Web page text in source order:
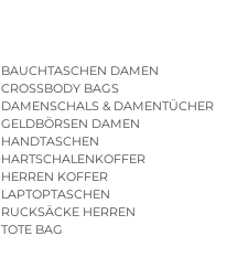
BAUCHTASCHEN DAMEN
CROSSBODY BAGS
DAMENSCHALS & DAMENTÜCHER
GELDBÖRSEN DAMEN
HANDTASCHEN
HARTSCHALENKOFFER
HERREN KOFFER
LAPTOPTASCHEN
RUCKSÄCKE HERREN
TOTE BAG